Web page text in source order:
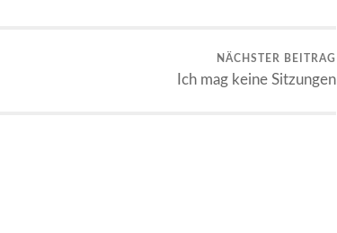
NÄCHSTER BEITRAG
Ich mag keine Sitzungen